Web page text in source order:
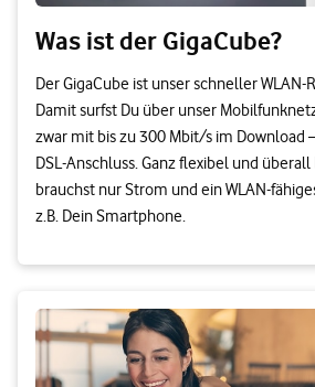
Was ist der GigaCube?
Der GigaCube ist unser schneller
Damit surfst Du über unser
zwar mit bis zu 300 Mbit/s im Download
DSL-Anschluss. Ganz flexibel und
brauchst nur Strom und ein WLAN-
z.B. Dein Smartphone.